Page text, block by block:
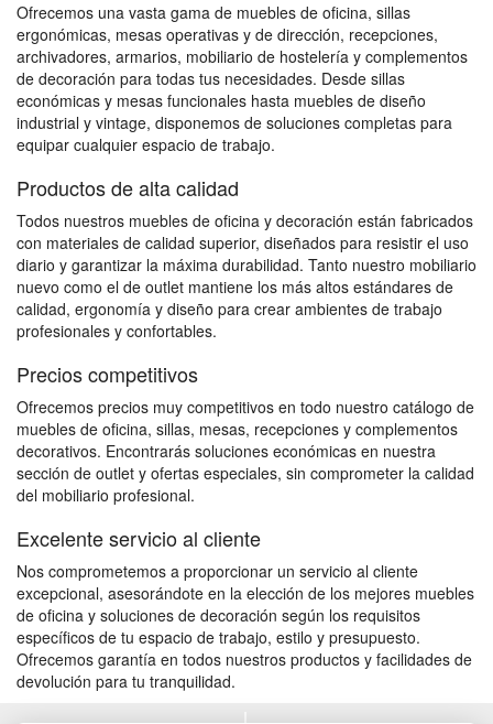
Ofrecemos una vasta gama de muebles de oficina, sillas
ergonómicas, mesas operativas y de dirección, recepciones,
archivadores, armarios, mobiliario de hostelería y complementos
de decoración para todas tus necesidades. Desde sillas
económicas y mesas funcionales hasta muebles de diseño
industrial y vintage, disponemos de soluciones completas para
equipar cualquier espacio de trabajo.
Productos de alta calidad
Todos nuestros muebles de oficina y decoración están fabricados
con materiales de calidad superior, diseñados para resistir el uso
diario y garantizar la máxima durabilidad. Tanto nuestro mobiliario
nuevo como el de outlet mantiene los más altos estándares de
calidad, ergonomía y diseño para crear ambientes de trabajo
profesionales y confortables.
Precios competitivos
Ofrecemos precios muy competitivos en todo nuestro catálogo de
muebles de oficina, sillas, mesas, recepciones y complementos
decorativos. Encontrarás soluciones económicas en nuestra
sección de outlet y ofertas especiales, sin comprometer la calidad
del mobiliario profesional.
Excelente servicio al cliente
Nos comprometemos a proporcionar un servicio al cliente
excepcional, asesorándote en la elección de los mejores muebles
de oficina y soluciones de decoración según los requisitos
específicos de tu espacio de trabajo, estilo y presupuesto.
Ofrecemos garantía en todos nuestros productos y facilidades de
devolución para tu tranquilidad.